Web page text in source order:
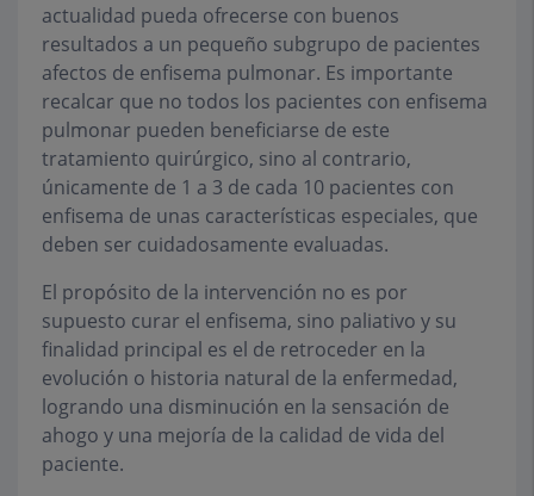
actualidad pueda ofrecerse con buenos
resultados a un pequeño subgrupo de pacientes
afectos de enfisema pulmonar. Es importante
recalcar que no todos los pacientes con enfisema
pulmonar pueden beneficiarse de este
tratamiento quirúrgico, sino al contrario,
únicamente de 1 a 3 de cada 10 pacientes con
enfisema de unas características especiales, que
deben ser cuidadosamente evaluadas.
El propósito de la intervención no es por
supuesto curar el enfisema, sino paliativo y su
finalidad principal es el de retroceder en la
evolución o historia natural de la enfermedad,
logrando una disminución en la sensación de
ahogo y una mejoría de la calidad de vida del
paciente.